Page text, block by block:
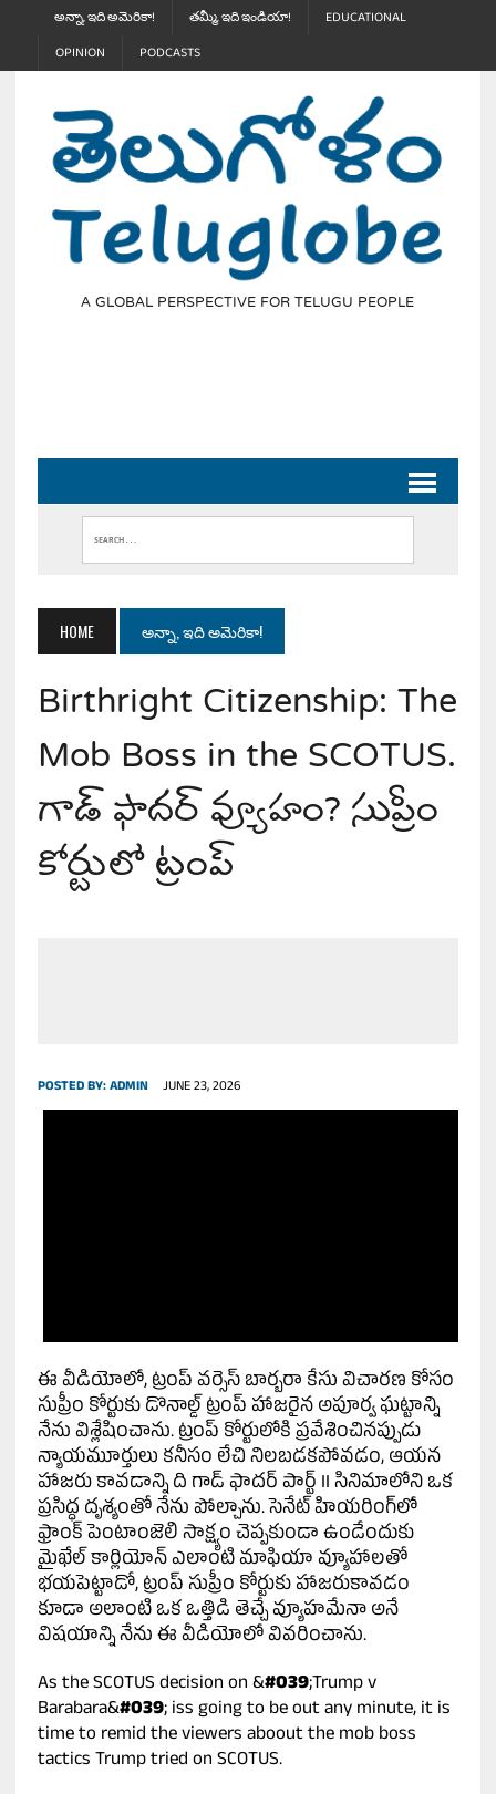
అన్నా, ఇది అమెరికా! తమ్మీ, ఇది ఇండియా!
EDUCATIONAL
OPINION
PODCASTS
A GLOBAL PERSPECTIVE FOR TELUGU PEOPLE
HOME అన్నా, ఇది అమెరికా!
Birthright Citizenship: The
Mob Boss in the SCOTUS.
గాడ్ ఫాదర్ వ్యూహం? సుప్రీం
కోర్టులో ట్రంప్
POSTED BY:ADMIN JUNE 23, 2026
ఈ వీడియోలో, ట్రంప్ వర్సెస్ బార్బరా కేసు విచారణ కోసం
సుప్రీం కోర్టుకు డొనాల్డ్ ట్రంప్ హాజరైన అపూర్వ ఘట్టాన్ని
నేను విశ్లేషించాను. ట్రంప్ కోర్టులోకి ప్రవేశించినప్పుడు
న్యాయమూర్తులు కనీసం లేచి నిలబడకపోవడం, ఆయన
హాజరు కావడాన్ని ది గాడ్ ఫాదర్ పార్ట్ II సినిమాలోని ఒక
ప్రసిద్ధ దృశ్యంతో నేను పోల్చాను. సెనేట్ హియరింగ్‌లో
ఫ్రాంక్ పెంటాంజెలి సాక్ష్యం చెప్పకుండా ఉండేందుకు
మైఖేల్ కార్లియోన్ ఎలాంటి మాఫియా వ్యూహాలతో
భయపెట్టాడో, ట్రంప్ సుప్రీం కోర్టుకు హాజరుకావడం
కూడా అలాంటి ఒక ఒత్తిడి తెచ్చే వ్యూహమేనా అనే
విషయాన్ని నేను ఈ వీడియోలో వివరించాను.
As the SCOTUS decision on &#039;Trump v
Barabara&#039; iss going to be out any minute, it is
time to remid the viewers aboout the mob boss
tactics Trump tried on SCOTUS.